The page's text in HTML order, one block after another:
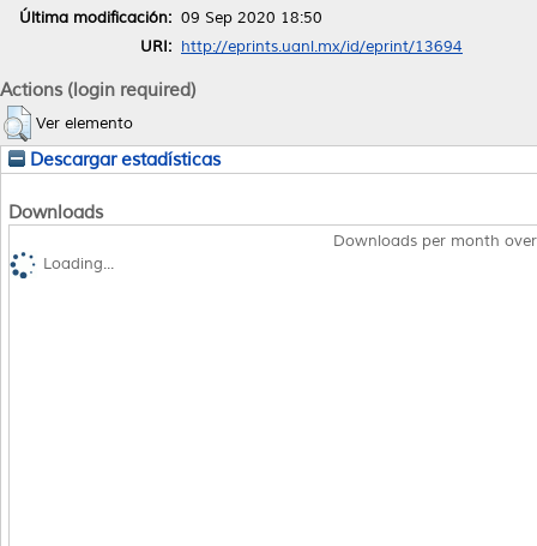
Última modificación: 09 Sep 2020 18:50
URI: http://eprints.uanl.mx/id/eprint/13694
Actions (login required)
Ver elemento
Descargar estadísticas
Downloads
Downloads per month
Loading...